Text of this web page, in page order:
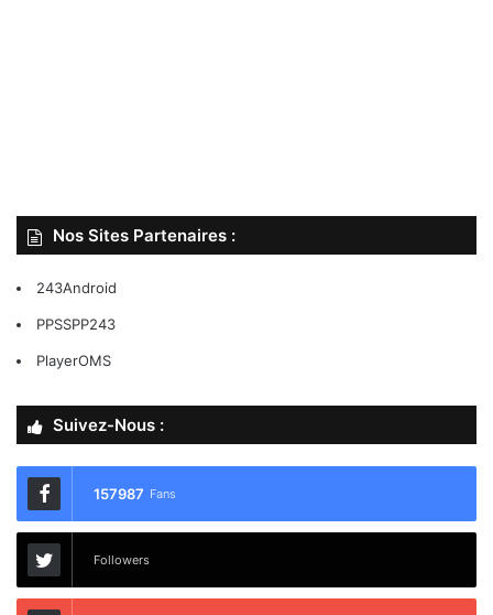
Nos Sites Partenaires :
243Android
PPSSPP243
PlayerOMS
Suivez-Nous :
157987 Fans
Followers